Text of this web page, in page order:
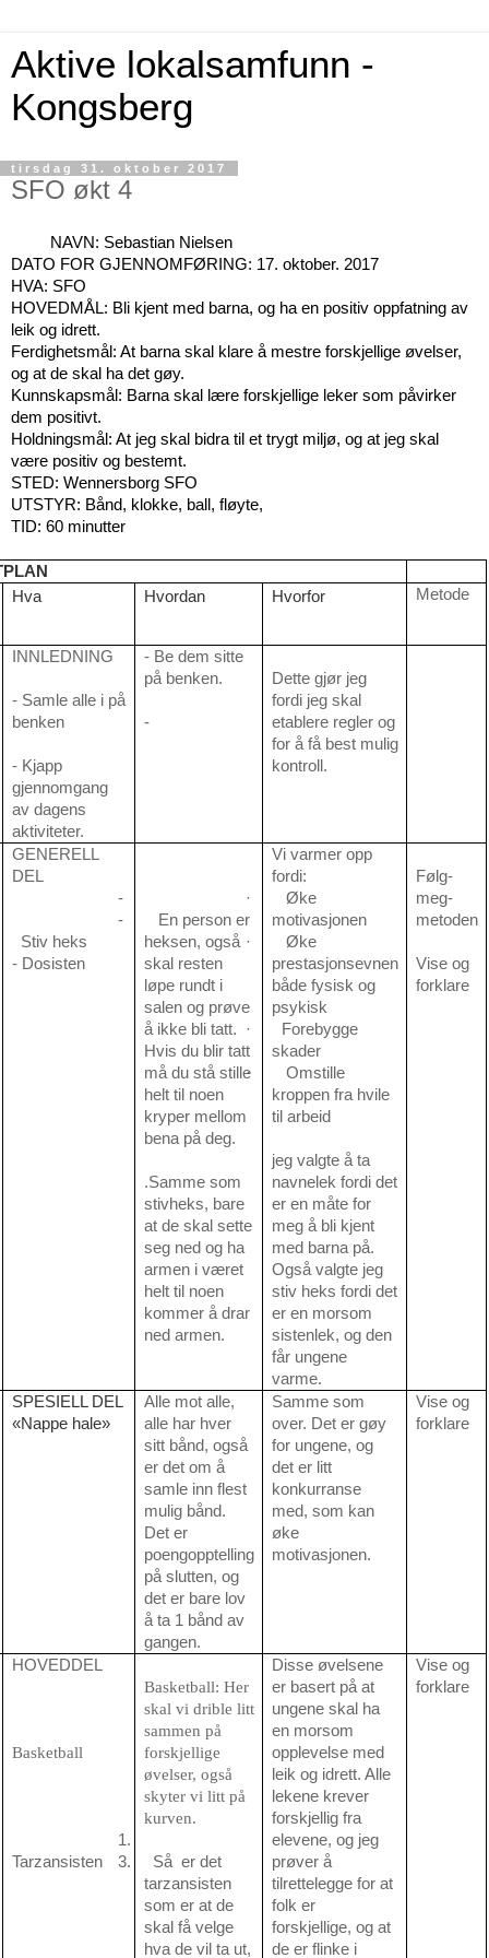
Aktive lokalsamfunn -
Kongsberg
tirsdag 31. oktober 2017
SFO økt 4
NAVN: Sebastian Nielsen
DATO FOR GJENNOMFØRING: 17. oktober. 2017
HVA: SFO
HOVEDMÅL: Bli kjent med barna, og ha en positiv oppfatning av
leik og idrett.
Ferdighetsmål: At barna skal klare å mestre forskjellige øvelser,
og at de skal ha det gøy.
Kunnskapsmål: Barna skal lære forskjellige leker som påvirker
dem positivt.
Holdningsmål: At jeg skal bidra til et trygt miljø, og at jeg skal
være positiv og bestemt.
STED: Wennersborg SFO
UTSTYR: Bånd, klokke, ball, fløyte,
TID: 60 minutter
Hva
Hvordan Hvorfor Metode
INNLEDNING
- Samle alle i på
benken
- Kjapp
gjennomgang
av dagens
aktiviteter.
- Be dem sitte
på benken.
-
Dette gjør jeg
fordi jeg skal
etablere regler og
for å få best mulig
kontroll.
GENERELL
DEL
Stiv heks
-
-
En person er
heksen, også
skal resten
løpe rundt i
salen og prøve
å ikke bli tatt.
Hvis du blir tatt
må du stå stille
helt til noen
kryper mellom
bena på deg.
.Samme som
stivheks, bare
at de skal sette
seg ned og ha
armen i været
helt til noen
kommer å drar
ned armen.
Vi varmer opp
fordi:
·
Øke
motivasjonen
·
Øke
prestasjonsevnen
både fysisk og
psykisk
·
Forebygge
skader
·
Omstille
kroppen fra hvile
til arbeid
jeg valgte å ta
navnelek fordi det
er en måte for
meg å bli kjent
med barna på.
Også valgte jeg
stiv heks fordi det
er en morsom
sistenlek, og den
får ungene
varme.
Følg-
meg-
metoden
Vise og
forklare
SPESIELL DEL
«Nappe hale»
Alle mot alle,
alle har hver
sitt bånd, også
er det om å
samle inn flest
mulig bånd.
Det er
poengopptelling
på slutten, og
det er bare lov
å ta 1 bånd av
gangen.
Samme som
over. Det er gøy
for ungene, og
det er litt
konkurranse
med, som kan
øke
motivasjonen.
Vise og
forklare
HOVEDDEL
Basketball
Tarzansisten
Basketball: Her
skal vi drible litt
sammen på
forskjellige
øvelser, også
skyter vi litt på
kurven.
1.
3.
Så er det
tarzansisten
som er at de
skal få velge
hva de vil ta ut,
Disse øvelsene
er basert på at
ungene skal ha
en morsom
opplevelse med
leik og idrett. Alle
lekene krever
forskjellig fra
elevene, og jeg
prøver å
tilrettelegge for at
folk er
forskjellige, og at
de er flinke i
Vise og
forklare